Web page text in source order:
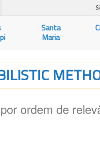
Santa
Maria
ordem de